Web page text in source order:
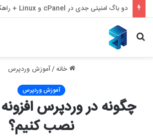
جستجو
خانه/آموزش وردپرس
آموزش وردپرس
چگونه در وردپرس
نصب کنیم؟